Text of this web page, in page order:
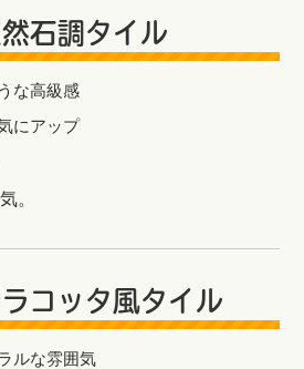
石調タイル
な高級感
にアップ
。
コッタ風タイル
ルな雰囲気